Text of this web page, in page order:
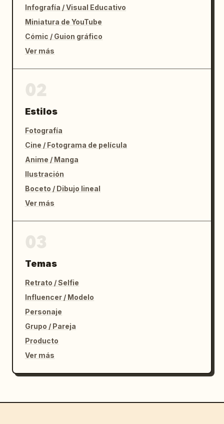
Infografía / Visual Educativo
Miniatura de YouTube
Cómic / Guion gráfico
Ver más
Estilos
Fotografía
Cine / Fotograma de película
Anime / Manga
Ilustración
Boceto / Dibujo lineal
Ver más
Temas
Retrato / Selfie
Influencer / Modelo
Personaje
Grupo / Pareja
Producto
Ver más